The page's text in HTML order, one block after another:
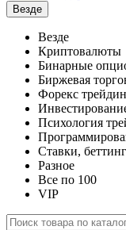
Везде
Везде
Криптовалюты
Бинарные
Биржевая
Форекс
Психология
Ставки, беттинг
Разное
Все по 100
VIP